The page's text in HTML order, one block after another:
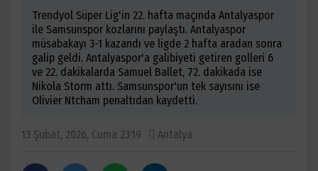
Trendyol Süper Lig'in 22. hafta maçında Antalyaspor
ile Samsunspor kozlarını paylaştı. Antalyaspor
müsabakayı 3-1 kazandı ve ligde 2 hafta aradan sonra
galip geldi. Antalyaspor'a galibiyeti getiren golleri 6
ve 22. dakikalarda Samuel Ballet, 72. dakikada ise
Nikola Storm attı. Samsunspor'un tek sayısını ise
Olivier Ntcham penaltıdan kaydetti.
13 Şubat, 2026, Cuma 23:19 Antalya